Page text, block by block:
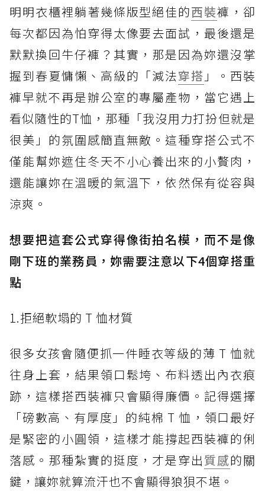
明明衣櫃裡躺著幾條版型絕佳的西裝褲，卻
每次都因為怕穿得太像要去面試，最後還是
默默換回牛仔褲？其實，那是因為妳還沒掌
握到春夏慵懶、高級的「減法穿搭 」。西裝
褲早就不再是辦公室的專屬產物，當它遇上
看似隨性的T恤，那種「我沒用力打扮但就是
很美」的氛圍感簡直無敵。這種穿搭公式不
僅能幫妳遮住冬天不小心養出來的小贅肉，
還能讓妳在溫暖的氣溫下，依然保有從容與
涼爽。
想要把這套公式穿得像街拍名模，而不是像
剛下班的業務員，妳需要注意以下4個穿搭重
點
1.拒絕軟塌的 T 恤材質
很多女孩會隨便抓一件睡衣等級的薄 T 恤就
往身上套，結果領口鬆垮、布料透出內衣痕
跡，這樣搭西裝褲只會顯得廉價。記得選擇
「磅數高、有厚度」的純棉 T 恤，領口最好
是緊密的小圓領，這樣才能撐起西裝褲的俐
落感。那種紮實的挺度，才是穿出質感的關
鍵，讓妳就算流汗也不會顯得狼狽不堪。